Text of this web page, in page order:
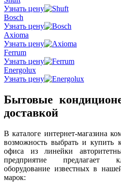
Узнать цену
Bosch
Узнать цену
Axioma
Узнать цену
Ferrum
Узнать цену
Energolux
Узнать цену
Бытовые
доставкой
В каталоге интернет-магазина
возможность выбрать и купить
офиса из линейки
предприятие предлагает
оборудование известных в
марок: